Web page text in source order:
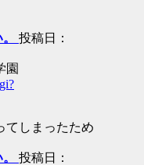
投稿日：
園
てしまったため
投稿日：